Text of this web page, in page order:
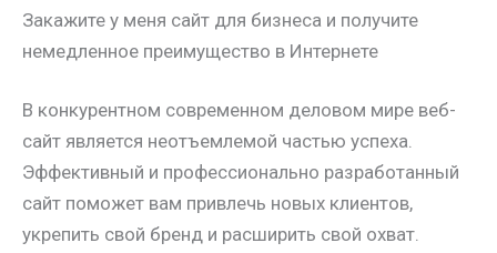
Закажите у меня сайт для бизнеса и получите
немедленное преимущество в Интернете
В конкурентном современном деловом мире веб-
сайт является неотъемлемой частью успеха.
Эффективный и профессионально разработанный
сайт поможет вам привлечь новых клиентов,
укрепить свой бренд и расширить свой охват.